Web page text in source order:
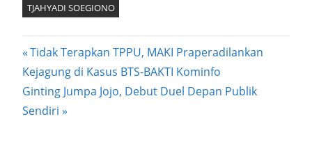
TJAHYADI SOEGIONO
Post
navigation
Previous
Post:
Tidak Terapkan TPPU, MAKI Praperadilankan
Kejagung di Kasus BTS-BAKTI Kominfo
Next
Post:
Ginting Jumpa Jojo, Debut Duel Depan Publik
Sendiri